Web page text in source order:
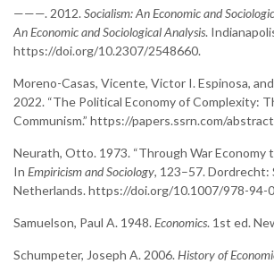
———. 2012.Socialism: An Economic and
An Economic and Sociological Analysis.
https://doi.org/10.2307/2548660.
Moreno-Casas, Vicente, Victor I. Espinosa,
2022. “The Political Economy of Complexity:
Communism.” https://papers.ssrn.com/
Neurath, Otto. 1973. “Through War Economy
In Empiricism and Sociology, 123–57. Dordrecht:
Netherlands. https://doi.org/10.1007/978-94-
Samuelson, Paul A. 1948.Economics. 1st ed.
Schumpeter, Joseph A. 2006.History of